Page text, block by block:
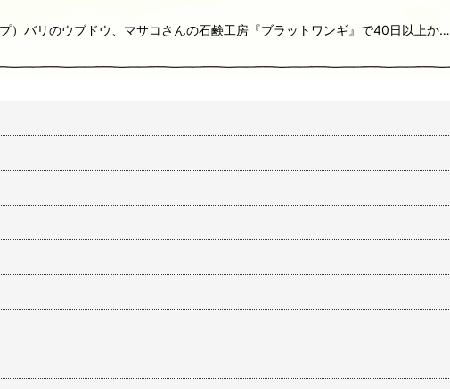
バリのウブドウ、マサコさんの石鹸工房『ブラットワンギ』で40日以上か…